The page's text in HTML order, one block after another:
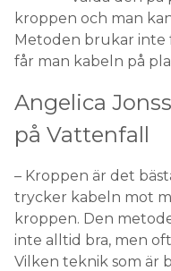
kroppen och man
Metoden brukar inte
får man kabeln på
Angelica
på Vattenfall
– Kroppen är det
trycker kabeln mot
kroppen. Den
inte alltid bra, men
Vilken teknik som är